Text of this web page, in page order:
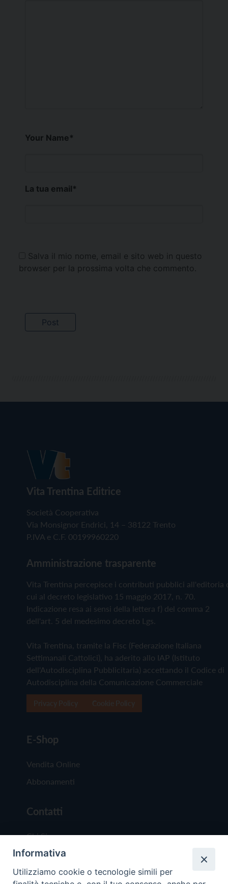
Your Name*
La tua email*
Salva il mio nome, email e sito web in questo
browser per la prossima volta che commento.
Vita Trentina Editrice
Società Cooperativa
Via Monsignor Endrici, 14 – 38122 Trento
P.IVA e C.F. 00199960220
Amministrazione trasparente
Vita Trentina percepisce i contributi pubblici all'editoria
cui al decreto legislativo 15 maggio 2017, n. 70.
Indicazione resa ai sensi della lettera f) del comma 2
dell'art. 5 del medesimo decreto Lgs.
Vita Trentina, tramite la Fisc (Federazione Italiana
Settimanali Cattolici), ha aderito allo IAP (Istituto
dell'Autodisciplina Pubblicitaria) accettando il Codice di
Autodisciplina della Comunicazione Commerciale
E-Shop
Vendita Online
Abbonamenti
Contatti
Chi Siamo
Redazione
Scrivici
Informativa
Utilizziamo cookie o tecnologie simili per